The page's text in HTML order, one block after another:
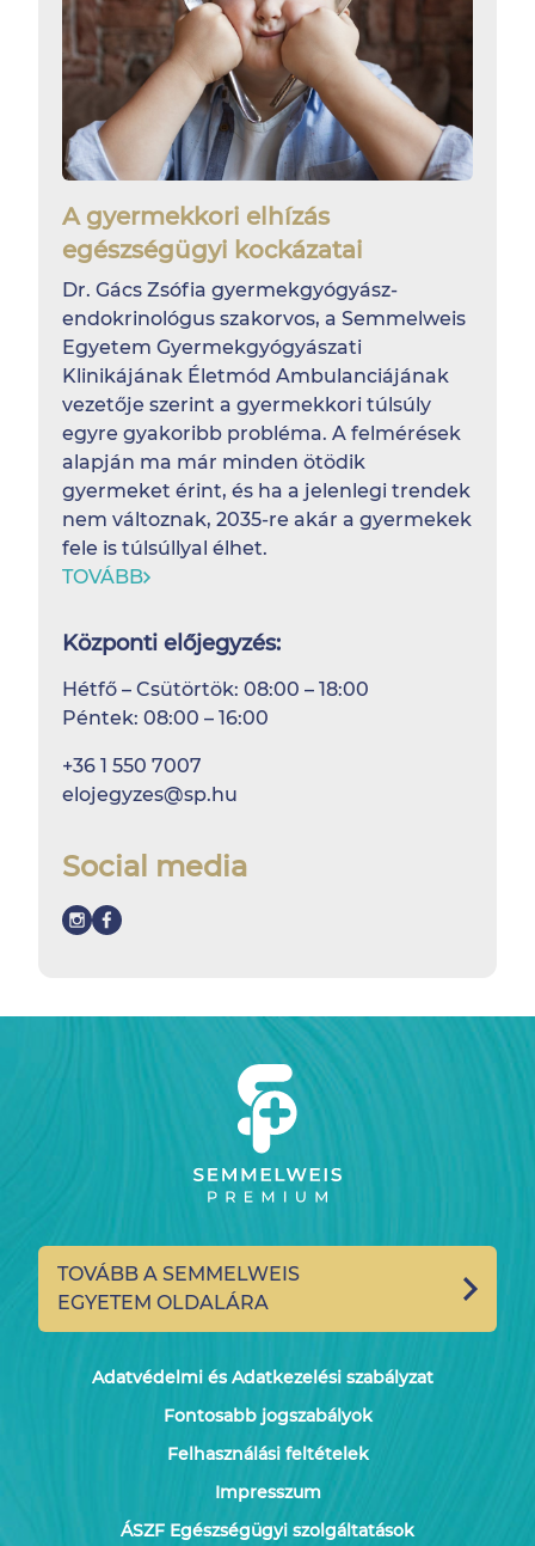
A gyermekkori elhízás
egészségügyi kockázatai
Dr. Gács Zsófia gyermekgyógyász-
endokrinológus szakorvos, a Semmelweis
Egyetem Gyermekgyógyászati
Klinikájának Életmód Ambulanciájának
vezetője szerint a gyermekkori túlsúly
egyre gyakoribb probléma. A felmérések
alapján ma már minden ötödik
gyermeket érint, és ha a jelenlegi trendek
nem változnak, 2035-re akár a gyermekek
fele is túlsúllyal élhet.
TOVÁBB
Központi előjegyzés:
Hétfő – Csütörtök: 08:00 – 18:00
Péntek: 08:00 – 16:00
+36 1 550 7007
elojegyzes@sp.hu
Social media
TOVÁBB A SEMMELWEIS
EGYETEM OLDALÁRA
Adatvédelmi és Adatkezelési szabályzat
Fontosabb jogszabályok
Felhasználási feltételek
Impresszum
ÁSZF Egészségügyi szolgáltatások